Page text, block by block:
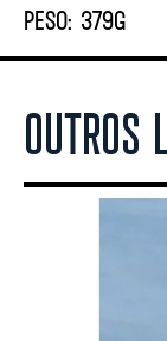
PESO: 379G